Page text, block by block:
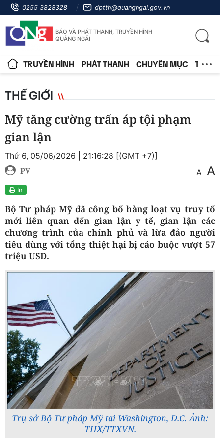
0255 3828328 dptth@quangngai.gov.vn
BÁO VÀ PHÁT THANH, TRUYỀN HÌNH
QUẢNG NGÃI
TRUYỀN HÌNH PHÁT THANH CHUYÊN MỤC TIN
THẾ GIỚI
Mỹ tăng cường trấn áp tội phạm
gian lận
Thứ 6, 05/06/2026 | 21:16:28 [(GMT +7)]
PV A A
In
Bộ Tư pháp Mỹ đã công bố hàng loạt vụ truy tố
mới liên quan đến gian lận y tế, gian lận các
chương trình của chính phủ và lừa đảo người
tiêu dùng với tổng thiệt hại bị cáo buộc vượt 57
triệu USD.
Trụ sở Bộ Tư pháp Mỹ tại Washington, D.C. Ảnh:
THX/TTXVN.